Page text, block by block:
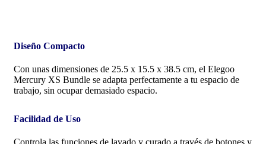
Diseño Compacto
Con unas dimensiones de 25.5 x 15.5 x 38.5 cm, el Elegoo
Mercury XS Bundle se adapta perfectamente a tu espacio de
trabajo, sin ocupar demasiado espacio.
Facilidad de Uso